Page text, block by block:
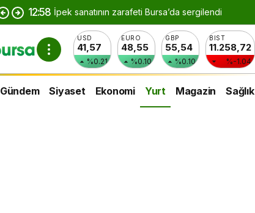
12:58 İpek sanatının zarafeti Bursa’da sergilendi
USD
41,57
%0.21
EURO
48,55
%0.10
GBP
55,54
%0.10
BIST
11.258,72
%-1.04
Gündem Siyaset Ekonomi Yurt Magazin Sağlık